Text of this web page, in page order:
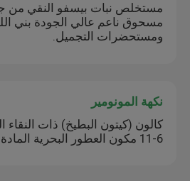
مستخلص نبات بيسفو النقي من
مسحوق ناعم عالي الجودة بني
ومستحضرات التجميل.
نكهة المونومير
11-6 مكون العطور البحرية المادة المائية الاصطناعية